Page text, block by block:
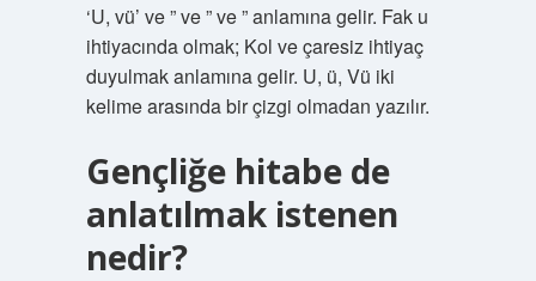
‘U, vü’ ve ” ve ” ve ” anlamına gelir. Fak u
ihtiyacında olmak; Kol ve çaresiz ihtiyaç
duyulmak anlamına gelir. U, ü, Vü iki
kelime arasında bir çizgi olmadan yazılır.
Gençliğe hitabe de
anlatılmak istenen
nedir?